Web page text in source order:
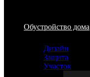
Обустройство дома
Дизайн
Защита
Участок